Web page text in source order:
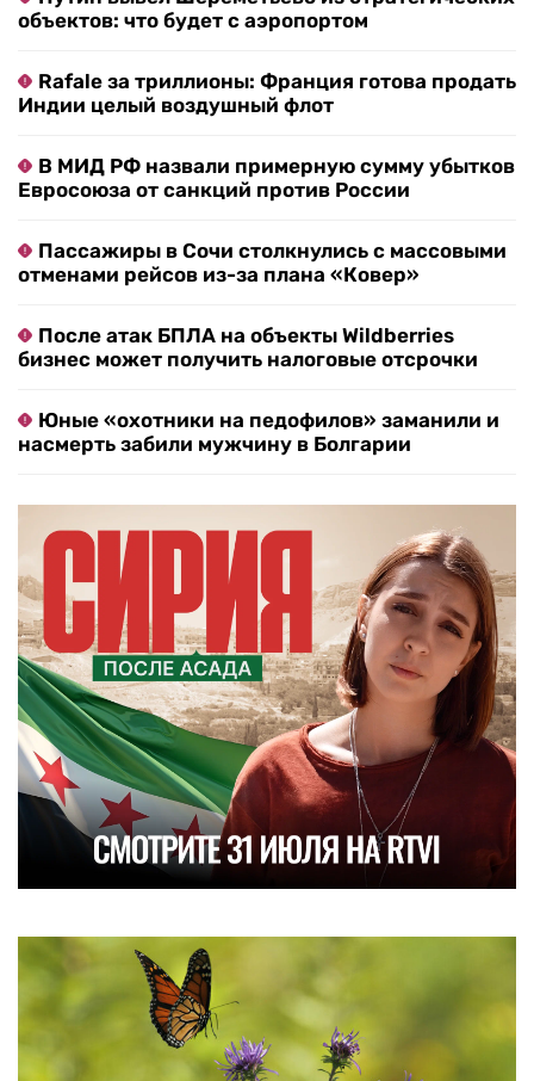
объектов: что будет с аэропортом
Rafale за триллионы: Франция готова продать
Индии целый воздушный флот
В МИД РФ назвали примерную сумму убытков
Евросоюза от санкций против России
Пассажиры в Сочи столкнулись с массовыми
отменами рейсов из-за плана «Ковер»
После атак БПЛА на объекты Wildberries
бизнес может получить налоговые отсрочки
Юные «охотники на педофилов» заманили и
насмерть забили мужчину в Болгарии